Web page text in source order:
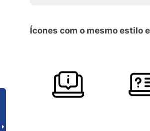
Ícones com o mesmo estilo